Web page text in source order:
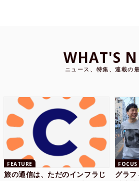
WHAT'S
ニュース、特集、連載の
FEATURE
旅の通信は、ただのインフラじ
FOCUS
グラ